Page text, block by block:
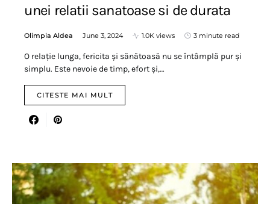
unei relatii sanatoase si de durata
Olimpia Aldea June 3, 2024 1.0K views 3 minute read
O relație lunga, fericita și sănătoasă nu se întâmplă pur și
simplu. Este nevoie de timp, efort și,…
CITESTE MAI MULT